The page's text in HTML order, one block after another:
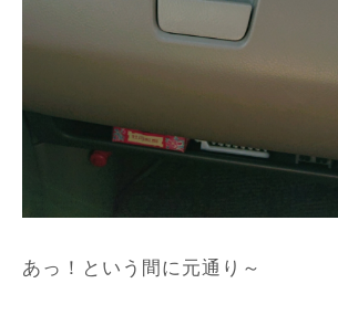
あっ！という間に元通り～